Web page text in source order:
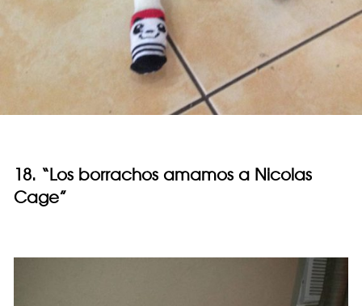
18. “Los borrachos amamos a Nicolas
Cage”